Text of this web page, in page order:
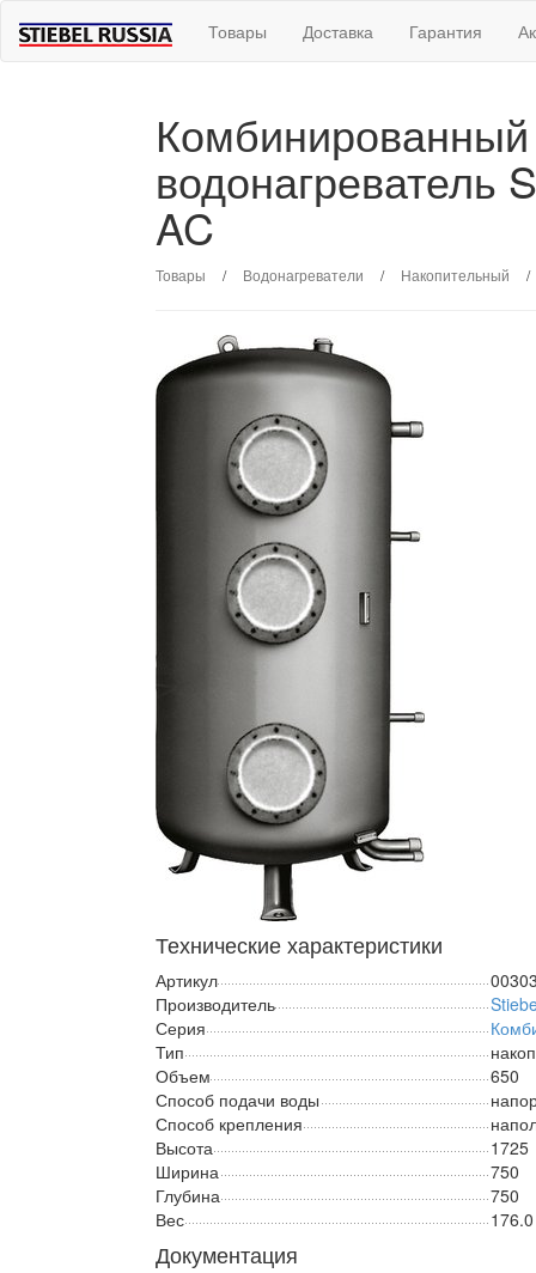
Товары Доставка Гарантия
водонагреватель
AC
Товары / Водонагреватели / Накопительный /
Технические характеристики
Артикул
Производитель
Серия
Тип
Объем
650
Способ подачи воды
Способ крепления
Высота
1725
Ширина
750
Глубина
750
Вес
176.0
Документация